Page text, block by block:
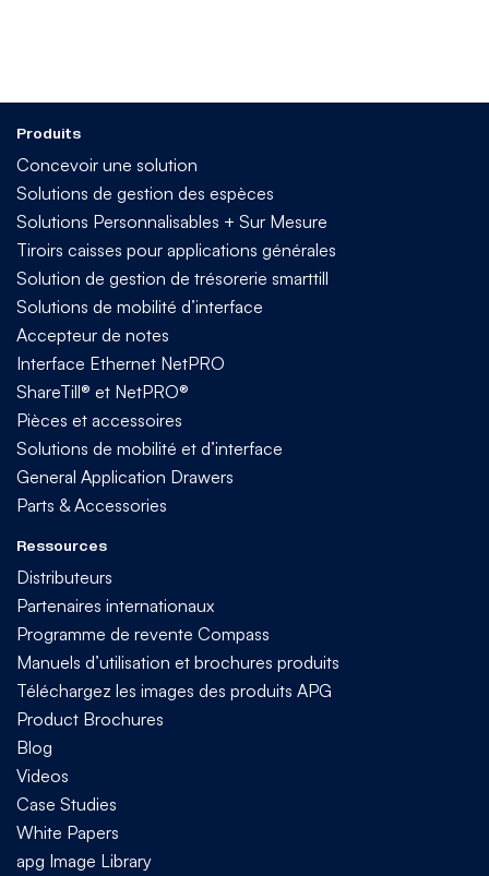
Produits
Concevoir une solution
Solutions de gestion des espèces
Solutions Personnalisables + Sur Mesure
Tiroirs caisses pour applications générales
Solution de gestion de trésorerie smarttill
Solutions de mobilité d’interface
Accepteur de notes
Interface Ethernet NetPRO
ShareTill® et NetPRO®
Pièces et accessoires
Solutions de mobilité et d’interface
General Application Drawers
Parts & Accessories
Ressources
Distributeurs
Partenaires internationaux
Programme de revente Compass
Manuels d’utilisation et brochures produits
Téléchargez les images des produits APG
Product Brochures
Blog
Videos
Case Studies
White Papers
apg Image Library